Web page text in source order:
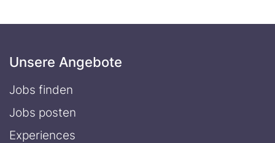
Unsere Angebote
Jobs finden
Jobs posten
Experiences